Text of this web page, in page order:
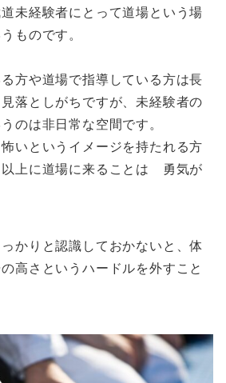
未経験者にとって道場という場
ものです。
方や道場で指導している方は長
落としがちですが、未経験者の
のは非日常な空間です。
いというイメージを持たれる方
以上に道場に来ることは 勇気が
かりと認識しておかないと、体
高さというハードルを外すこと